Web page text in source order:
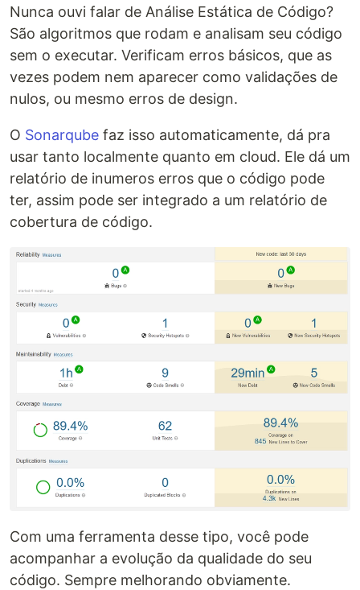
Nunca ouvi falar de Análise Estática de Código?
São algoritmos que rodam e analisam seu código
sem o executar. Verificam erros básicos, que as
vezes podem nem aparecer como validações de
nulos, ou mesmo erros de design.
O Sonarqube faz isso automaticamente, dá pra
usar tanto localmente quanto em cloud. Ele dá um
relatório de inumeros erros que o código pode
ter, assim pode ser integrado a um relatório de
cobertura de código.
Com uma ferramenta desse tipo, você pode
acompanhar a evolução da qualidade do seu
código. Sempre melhorando obviamente.